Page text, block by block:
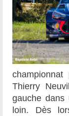
Thierry
gauche
loin. Dès